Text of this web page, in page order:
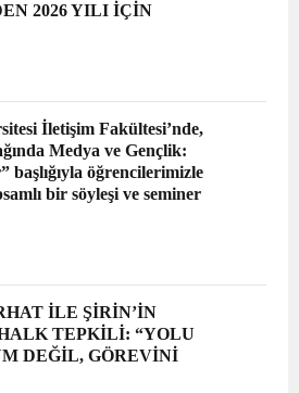
2026 YILI İÇİN
İletişim Fakültesi’nde,
Medya ve Gençlik:
başlığıyla öğrencilerimizle
bir söyleşi ve seminer
İLE ŞİRİN’İN
TEPKİLİ: “YOLU
DEĞİL, GÖREVİNİ